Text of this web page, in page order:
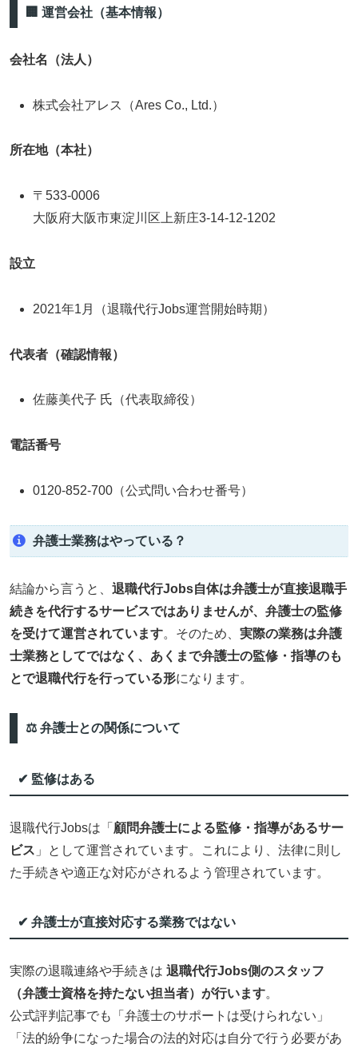
🏢 運営会社（基本情報）
会社名（法人）
株式会社アレス（Ares Co., Ltd.）
所在地（本社）
〒533‑0006
大阪府大阪市東淀川区上新庄3‑14‑12‑1202
設立
2021年1月（退職代行Jobs運営開始時期）
代表者（確認情報）
佐藤美代子 氏（代表取締役）
電話番号
0120‑852‑700（公式問い合わせ番号）
弁護士業務はやっている？
結論から言うと、 退職代行Jobs自体は弁護士が直接退職手
続きを代行するサービスではありませんが、弁護士の監修
を受けて運営されています。そのため、 実際の業務は弁護
士業務としてではなく、あくまで弁護士の監修・指導のも
とで退職代行を行っている形になります。
⚖️ 弁護士との関係について
✔ 監修はある
退職代行Jobsは「 顧問弁護士による監修・指導があるサー
ビス 」として運営されています。これにより、法律に則し
た手続きや適正な対応がされるよう管理されています。
✔ 弁護士が直接対応する業務ではない
実際の退職連絡や手続きは 退職代行Jobs側のスタッフ
（弁護士資格を持たない担当者）が行います。
公式評判記事でも「弁護士のサポートは受けられない」
「法的紛争になった場合の法的対応は自分で行う必要があ